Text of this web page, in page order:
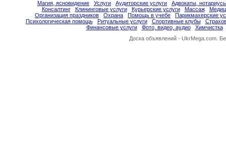
Магия, ясновидение Услуги Аудиторские услуги
Адвокаты,
Консалтинг
Клининговые услуги Курьерские услуги Массаж
Организация праздников
Охрана Помощь в учебе
Парикмахерские
Психологическая помощь
Ритуальные услуги Спортивные клубы
Финансовые услуги
Фото, видео, аудио
Химчистка
Доска объявлений - UkrMega.com.